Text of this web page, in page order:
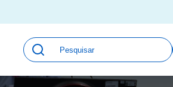
Unidades
Qualidade e Segurança
Eventos